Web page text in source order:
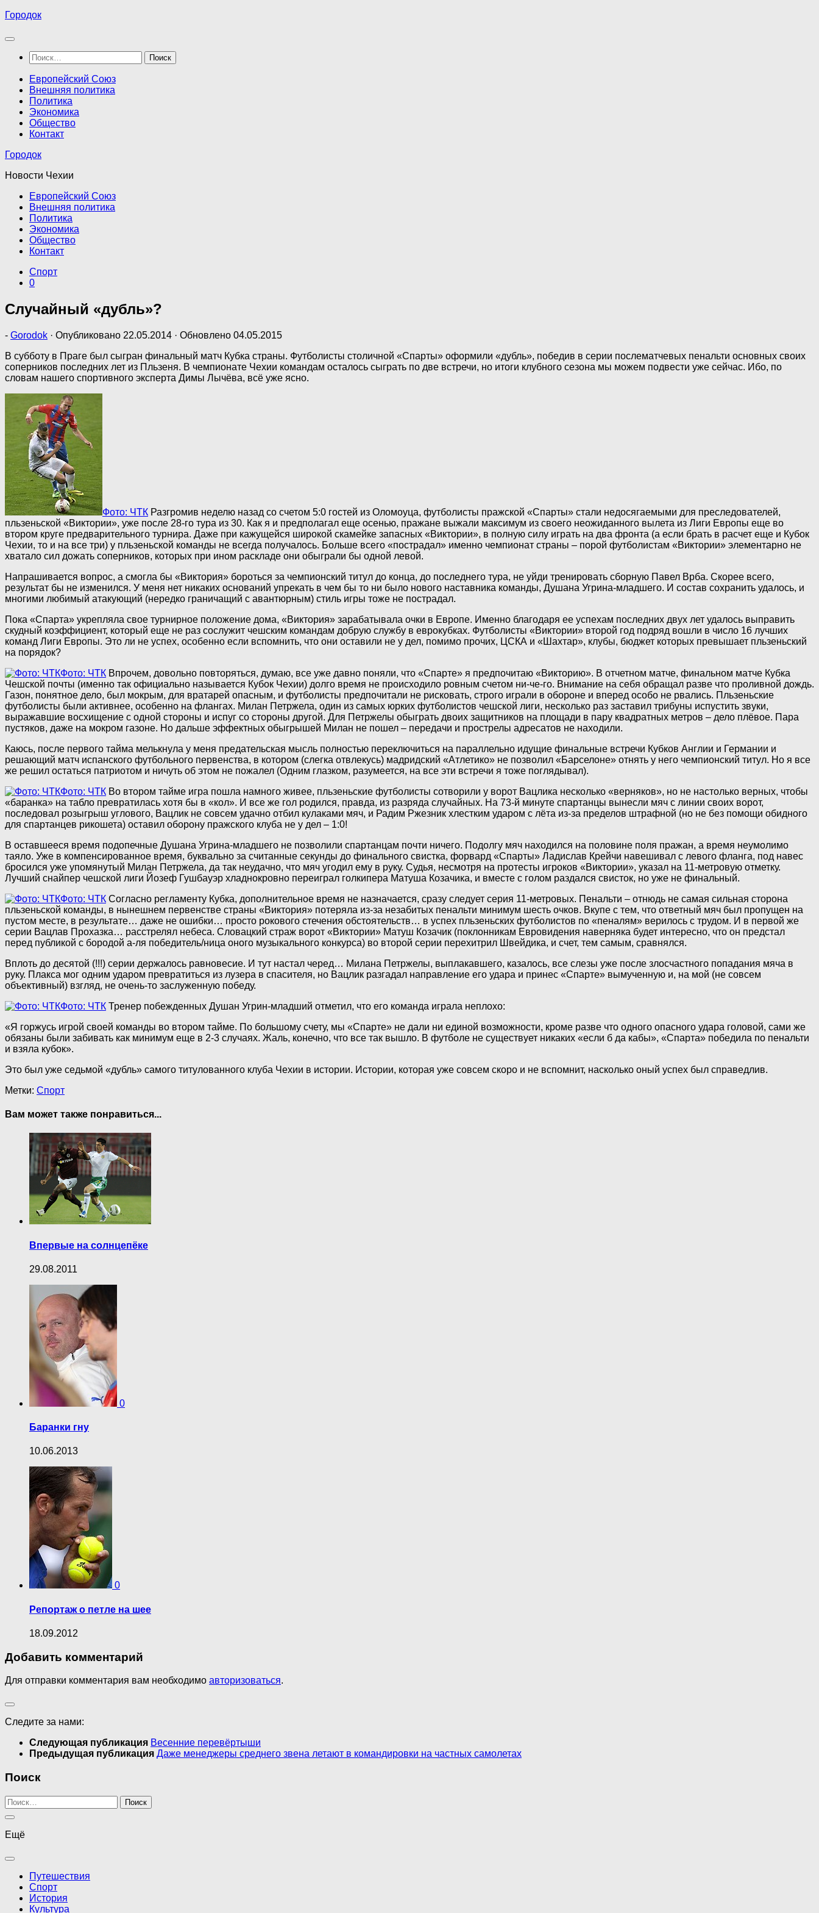
Перейти
содержимому
Городок
Найти:
Европейский Союз
Внешняя политика
Политика
Экономика
Общество
Контакт
Городок
Новости Чехии
Европейский Союз
Внешняя политика
Политика
Экономика
Общество
Контакт
Спорт
0
Случайный «дубль»?
- Gorodok · Опубликовано 22.05.2014 · Обновлено 04.05.2015
В субботу в Праге был сыгран финальный матч Кубка страны. Футболисты столичной «Спарты» оформили «дубль», победив в серии послематчевых пенальти основных своих
соперников последних лет из Пльзеня. В чемпионате Чехии командам осталось сыграть по две встречи, но итоги клубного сезона мы можем подвести уже сейчас. Ибо, по
словам нашего спортивного эксперта Димы Лычёва, всё уже ясно.
Фото: ЧТК Разгромив неделю назад со счетом 5:0 гостей из Оломоуца, футболисты пражской «Спарты» стали недосягаемыми для преследователей,
пльзеньской «Виктории», уже после 28-го тура из 30. Как я и предполагал еще осенью, пражане выжали максимум из своего неожиданного вылета из Лиги Европы еще во
втором круге предварительного турнира. Даже при кажущейся широкой скамейке запасных «Виктории», в полную силу играть на два фронта (а если брать в расчет еще и Кубок
Чехии, то и на все три) у пльзеньской команды не всегда получалось. Больше всего «пострадал» именно чемпионат страны – порой футболистам «Виктории» элементарно не
хватало сил дожать соперников, которых при ином раскладе они обыграли бы одной левой.
Напрашивается вопрос, а смогла бы «Виктория» бороться за чемпионский титул до конца, до последнего тура, не уйди тренировать сборную Павел Врба. Скорее всего,
результат бы не изменился. У меня нет никаких оснований упрекать в чем бы то ни было нового наставника команды, Душана Угрина-младшего. И состав сохранить удалось, и
многими любимый атакующий (нередко граничащий с авантюрным) стиль игры тоже не пострадал.
Пока «Спарта» укрепляла свое турнирное положение дома, «Виктория» зарабатывала очки в Европе. Именно благодаря ее успехам последних двух лет удалось выправить
скудный коэффициент, который еще не раз сослужит чешским командам добрую службу в еврокубках. Футболисты «Виктории» второй год подряд вошли в число 16 лучших
команд Лиги Европы. Это ли не успех, особенно если вспомнить, что они оставили не у дел, помимо прочих, ЦСКА и «Шахтар», клубы, бюджет которых превышает пльзеньский
на порядок?
Фото: ЧТК Впрочем, довольно повторяться, думаю, все уже давно поняли, что «Спарте» я предпочитаю «Викторию». В отчетном матче, финальном матче Кубка
Чешской почты (именно так официально называется Кубок Чехии) долго время не происходило ровным счетом ни-че-го. Внимание на себя обращал разве что проливной дождь.
Газон, понятное дело, был мокрым, для вратарей опасным, и футболисты предпочитали не рисковать, строго играли в обороне и вперед особо не рвались. Пльзеньские
футболисты были активнее, особенно на флангах. Милан Петржела, один из самых юрких футболистов чешской лиги, несколько раз заставил трибуны испустить звуки,
выражавшие восхищение с одной стороны и испуг со стороны другой. Для Петржелы обыграть двоих защитников на площади в пару квадратных метров – дело плёвое. Пара
пустяков, даже на мокром газоне. Но дальше эффектных обыгрышей Милан не пошел – передачи и прострелы адресатов не находили.
Каюсь, после первого тайма мелькнула у меня предательская мысль полностью переключиться на параллельно идущие финальные встречи Кубков Англии и Германии и
решающий матч испанского футбольного первенства, в котором (слегка отвлекусь) мадридский «Атлетико» не позволил «Барселоне» отнять у него чемпионский титул. Но я все
же решил остаться патриотом и ничуть об этом не пожалел (Одним глазком, разумеется, на все эти встречи я тоже поглядывал).
Фото: ЧТК Во втором тайме игра пошла намного живее, пльзеньские футболисты сотворили у ворот Вацлика несколько «верняков», но не настолько верных, чтобы
«баранка» на табло превратилась хотя бы в «кол». И все же гол родился, правда, из разряда случайных. На 73-й минуте спартанцы вынесли мяч с линии своих ворот,
последовал розыгрыш углового, Вацлик не совсем удачно отбил кулаками мяч, и Радим Ржезник хлестким ударом с лёта из-за пределов штрафной (но не без помощи обидного
для спартанцев рикошета) оставил оборону пражского клуба не у дел – 1:0!
В оставшееся время подопечные Душана Угрина-младшего не позволили спартанцам почти ничего. Подолгу мяч находился на половине поля пражан, а время неумолимо
таяло. Уже в компенсированное время, буквально за считанные секунды до финального свистка, форвард «Спарты» Ладислав Крейчи навешивал с левого фланга, под навес
бросился уже упомянутый Милан Петржела, да так неудачно, что мяч угодил ему в руку. Судья, несмотря на протесты игроков «Виктории», указал на 11-метровую отметку.
Лучший снайпер чешской лиги Йозеф Гушбауэр хладнокровно переиграл голкипера Матуша Козачика, и вместе с голом раздался свисток, но уже не финальный.
Фото: ЧТК Согласно регламенту Кубка, дополнительное время не назначается, сразу следует серия 11-метровых. Пенальти – отнюдь не самая сильная сторона
пльзеньской команды, в нынешнем первенстве страны «Виктория» потеряла из-за незабитых пенальти минимум шесть очков. Вкупе с тем, что ответный мяч был пропущен на
пустом месте, в результате… даже не ошибки… просто рокового стечения обстоятельств… в успех пльзеньских футболистов по «пеналям» верилось с трудом. И в первой же
серии Вацлав Прохазка… расстрелял небеса. Словацкий страж ворот «Виктории» Матуш Козачик (поклонникам Евровидения наверняка будет интересно, что он предстал
перед публикой с бородой а-ля победитель/ница оного музыкального конкурса) во второй серии перехитрил Швейдика, и счет, тем самым, сравнялся.
Вплоть до десятой (!!!) серии держалось равновесие. И тут настал черед… Милана Петржелы, выплакавшего, казалось, все слезы уже после злосчастного попадания мяча в
руку. Плакса мог одним ударом превратиться из лузера в спасителя, но Вацлик разгадал направление его удара и принес «Спарте» вымученную и, на мой (не совсем
объективный) взгляд, не очень-то заслуженную победу.
Фото: ЧТК Тренер побежденных Душан Угрин-младший отметил, что его команда играла неплохо:
«Я горжусь игрой своей команды во втором тайме. По большому счету, мы «Спарте» не дали ни единой возможности, кроме разве что одного опасного удара головой, сами же
обязаны были забивать как минимум еще в 2-3 случаях. Жаль, конечно, что все так вышло. В футболе не существует никаких «если б да кабы», «Спарта» победила по пенальти
и взяла кубок».
Это был уже седьмой «дубль» самого титулованного клуба Чехии в истории. Истории, которая уже совсем скоро и не вспомнит, насколько оный успех был справедлив.
Метки: Спорт
Вам может также понравиться...
Впервые на солнцепёке
29.08.2011
0
Баранки гну
10.06.2013
0
Репортаж о петле на шее
18.09.2012
Добавить комментарий
Для отправки комментария вам необходимо авторизоваться.
Следите за нами:
Следующая публикация Весенние перевёртыши
Предыдущая публикация Даже менеджеры среднего звена летают в командировки на частных самолетах
Поиск
Найти:
Ещё
Путешествия
Спорт
История
Культура